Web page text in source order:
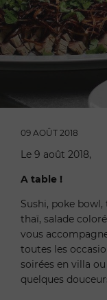
09 AOÛT 2018
Le 9 août 2018,
A table !
Sushi, poke
thaï, salade
vous
toutes les
soirées en villa
quelques